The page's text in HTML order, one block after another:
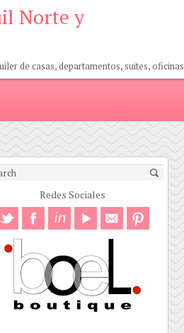
Norte y
de casas, departamentos, suites, oficinas
Redes Sociales